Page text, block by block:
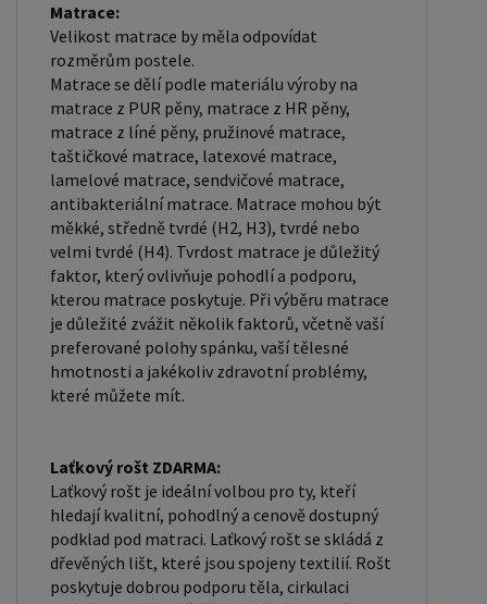
Matrace:
Velikost matrace by měla odpovídat
rozměrům postele.
Matrace se dělí podle materiálu výroby na
matrace z PUR pěny, matrace z HR pěny,
matrace z líné pěny, pružinové matrace,
taštičkové matrace, latexové matrace,
lamelové matrace, sendvičové matrace,
antibakteriální matrace. Matrace mohou být
měkké, středně tvrdé (H2, H3), tvrdé nebo
velmi tvrdé (H4). Tvrdost matrace je důležitý
faktor, který ovlivňuje pohodlí a podporu,
kterou matrace poskytuje. Při výběru matrace
je důležité zvážit několik faktorů, včetně vaší
preferované polohy spánku, vaší tělesné
hmotnosti a jakékoliv zdravotní problémy,
které můžete mít.
Laťkový rošt ZDARMA:
Laťkový rošt je ideální volbou pro ty, kteří
hledají kvalitní, pohodlný a cenově dostupný
podklad pod matraci. Laťkový rošt se skládá z
dřevěných lišt, které jsou spojeny textilií. Rošt
poskytuje dobrou podporu těla, cirkulaci